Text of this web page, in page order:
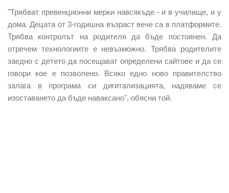
"Трябват превенционни мерки навсякъде - и в училище, и у
дома. Децата от 3-годишна възраст вече са в платформите.
Трябва контролът на родителя да бъде постоянен. Да
отречем технологиите е невъзможно. Трябва родителите
заедно с детето да посещават определени сайтове и да се
говори кое е позволено. Всяко едно ново правителство
залага в програма си дигитализацията, надяваме се
изоставането да бъде наваксано", обясни той.